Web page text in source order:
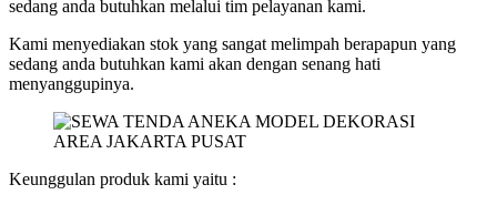
sedang anda butuhkan melalui tim pelayanan kami.
Kami menyediakan stok yang sangat melimpah berapapun yang
sedang anda butuhkan kami akan dengan senang hati
menyanggupinya.
Keunggulan produk kami yaitu :